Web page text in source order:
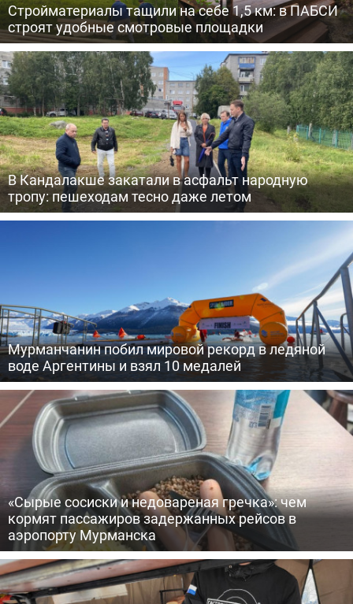
Стройматериалы тащили на себе 1,5 км: в ПАБСИ
строят удобные смотровые площадки
В Кандалакше закатали в асфальт народную
тропу: пешеходам тесно даже летом
Мурманчанин побил мировой рекорд в ледяной
воде Аргентины и взял 10 медалей
«Сырые сосиски и недовареная гречка»: чем
кормят пассажиров задержанных рейсов в
аэропорту Мурманска